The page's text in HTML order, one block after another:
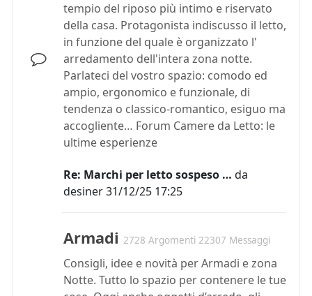
tempio del riposo più intimo e riservato
della casa. Protagonista indiscusso il letto,
in funzione del quale è organizzato l'
arredamento dell'intera zona notte.
Parlateci del vostro spazio: comodo ed
ampio, ergonomico e funzionale, di
tendenza o classico-romantico, esiguo ma
accogliente… Forum Camere da Letto: le
ultime esperienze
Re: Marchi per letto sospeso … da
desiner31/12/25 17:25
Armadi 2728 Argomenti 22307 Messaggi
Consigli, idee e novità per Armadi e zona
Notte. Tutto lo spazio per contenere le tue